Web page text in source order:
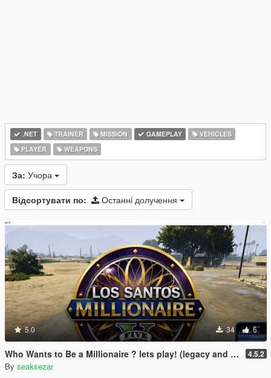
.NET TRAINER MISSION GAMEPLAY
VEHICLES
PLAYER
WEAPONS
За: Учора
Відсортувати по: Останні долучення
5.0 34 6
Who Wants to Be a Millionaire ? lets play! (legacy and enhanced) 4.5.2
By seaksezar